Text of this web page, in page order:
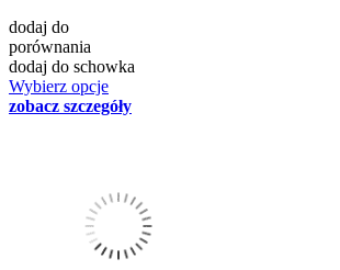
dodaj do
porównania
dodaj do schowka
Wybierz opcje
zobacz szczegóły